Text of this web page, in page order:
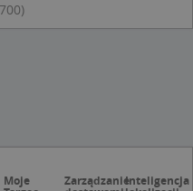
Moje ZarządzanieInteligencja
CookieScript